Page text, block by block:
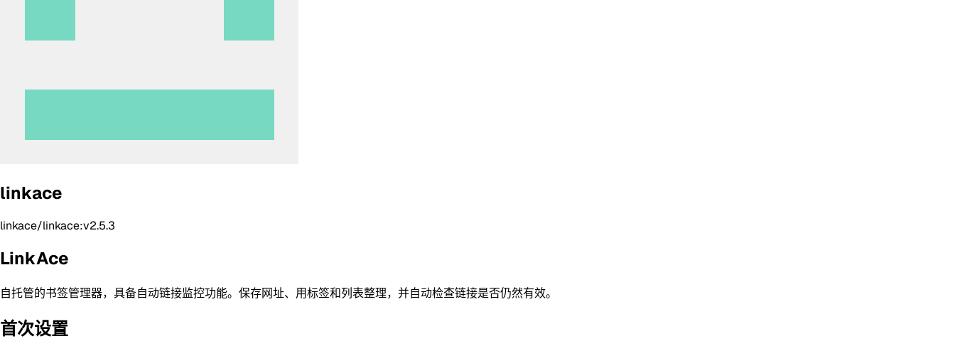
linkace
linkace/linkace:v2.5.3
LinkAce
自托管的书签管理器，具备自动链接监控功能。保存网址、用标签和列表整理，并自动检查链接是否仍然有效。
首次设置